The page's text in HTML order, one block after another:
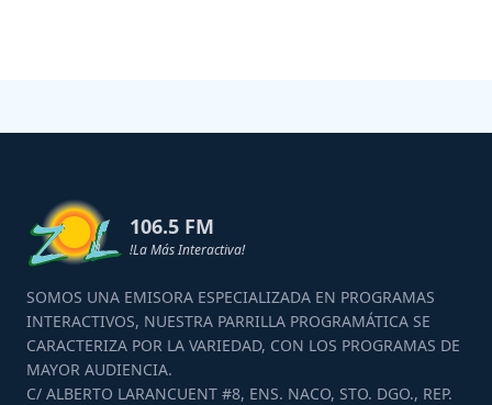
106.5 FM
!La Más Interactiva!
SOMOS UNA EMISORA ESPECIALIZADA EN PROGRAMAS
INTERACTIVOS, NUESTRA PARRILLA PROGRAMÁTICA SE
CARACTERIZA POR LA VARIEDAD, CON LOS PROGRAMAS DE
MAYOR AUDIENCIA.
C/ ALBERTO LARANCUENT #8, ENS. NACO, STO. DGO., REP.